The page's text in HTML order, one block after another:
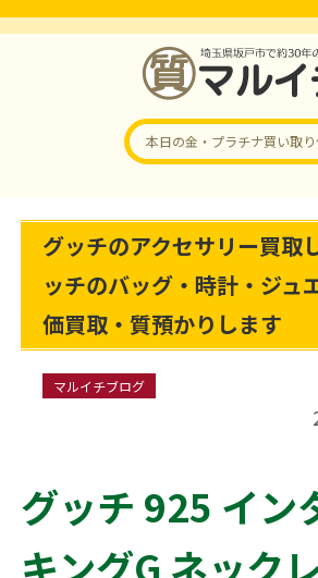
本日の金・プラチナ買い取
グッチのアクセサリー買取
ッチのバッグ・時計・ジュ
価買取・質預かりします
マルイチブログ
グッチ 925 イン
キングG ネック